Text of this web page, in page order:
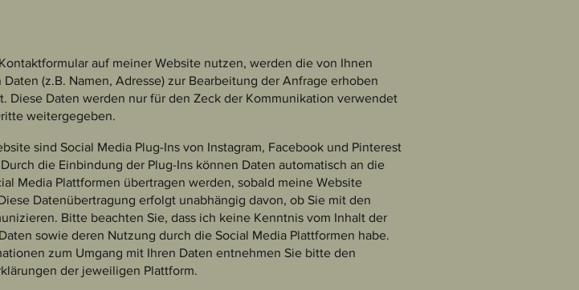
auf meiner Website nutzen, werden die von Ihnen
(z.B. Namen, Adresse) zur Bearbeitung der Anfrage erhoben
Diese Daten werden nur für den Zeck der Kommunikation verwendet
weitergegeben.
sind Social Media Plug-Ins von Instagram, Facebook und Pinterest
die Einbindung der Plug-Ins können Daten automatisch an die
Media Plattformen übertragen werden, sobald meine Website
Datenübertragung erfolgt unabhängig davon, ob Sie mit den
Bitte beachten Sie, dass ich keine Kenntnis vom Inhalt der
sowie deren Nutzung durch die Social Media Plattformen habe.
zum Umgang mit Ihren Daten entnehmen Sie bitte den
der jeweiligen Plattform.